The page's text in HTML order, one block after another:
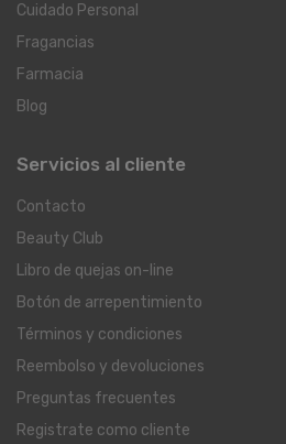
Cuidado Personal
Fragancias
Farmacia
Blog
Servicios al cliente
Contacto
Beauty Club
Libro de quejas on-line
Botón de arrepentimiento
Términos y condiciones
Reembolso y devoluciones
Preguntas frecuentes
Registrate como cliente